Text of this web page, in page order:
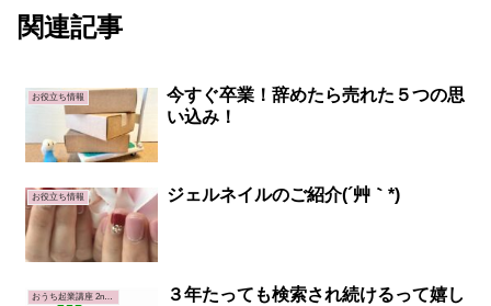
関連記事
お役立ち情報
今すぐ卒業！辞めたら売れた５つの思
い込み！
お役立ち情報 ジェルネイルのご紹介(´艸｀*)
おうち起業講座 2ndステージ
３年たっても検索され続けるって嬉し